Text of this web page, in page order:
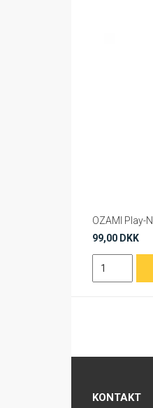
99,00 DKK
KONTAKT